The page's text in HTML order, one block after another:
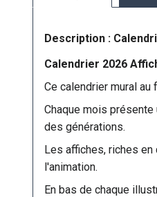
Description :
Calendrier 2026
Ce calendrier mural
Chaque mois
des générations.
Les affiches, riches
l'animation.
En bas de chaque